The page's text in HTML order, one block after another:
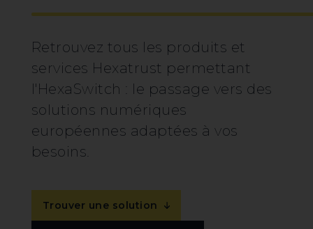
Retrouvez tous les produits et
services Hexatrust permettant
l'HexaSwitch : le passage vers des
solutions numériques
européennes adaptées à vos
besoins.
Trouver une solution